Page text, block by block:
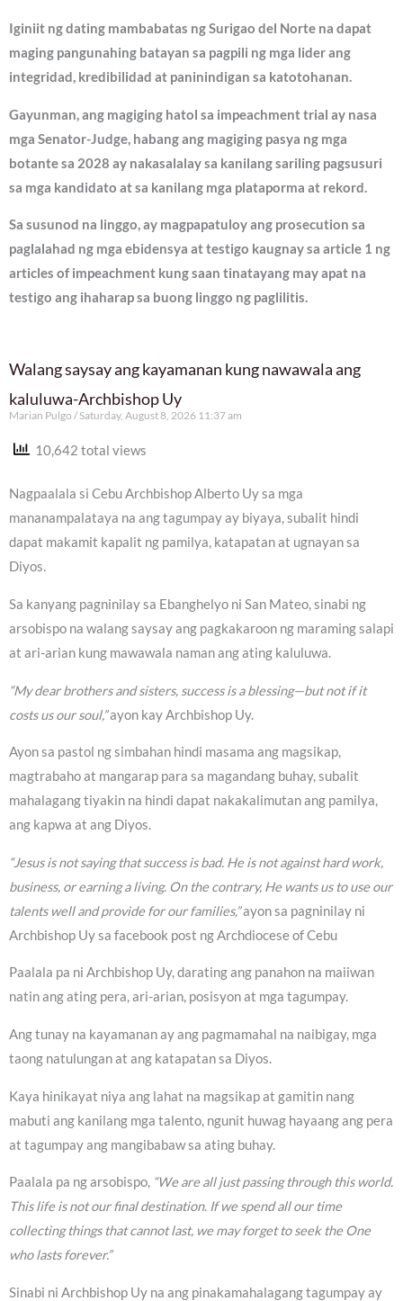
Iginiit ng dating mambabatas ng Surigao del Norte na dapat
maging pangunahing batayan sa pagpili ng mga lider ang
integridad, kredibilidad at paninindigan sa katotohanan.
Gayunman, ang magiging hatol sa impeachment trial ay nasa
mga Senator-Judge, habang ang magiging pasya ng mga
botante sa 2028 ay nakasalalay sa kanilang sariling pagsusuri
sa mga kandidato at sa kanilang mga plataporma at rekord.
Sa susunod na linggo, ay magpapatuloy ang prosecution sa
paglalahad ng mga ebidensya at testigo kaugnay sa article 1 ng
articles of impeachment kung saan tinatayang may apat na
testigo ang ihaharap sa buong linggo ng paglilitis.
Walang saysay ang kayamanan kung nawawala ang
kaluluwa-Archbishop Uy
Marian Pulgo Saturday, August 8, 2026 11:37 am
10,642 total views
Nagpaalala si Cebu Archbishop Alberto Uy sa mga
mananampalataya na ang tagumpay ay biyaya, subalit hindi
dapat makamit kapalit ng pamilya, katapatan at ugnayan sa
Diyos.
Sa kanyang pagninilay sa Ebanghelyo ni San Mateo, sinabi ng
arsobispo na walang saysay ang pagkakaroon ng maraming salapi
at ari-arian kung mawawala naman ang ating kaluluwa.
“My dear brothers and sisters, success is a blessing—but not if it
costs us our soul,”ayon kay Archbishop Uy.
Ayon sa pastol ng simbahan hindi masama ang magsikap,
magtrabaho at mangarap para sa magandang buhay, subalit
mahalagang tiyakin na hindi dapat nakakalimutan ang pamilya,
ang kapwa at ang Diyos.
“Jesus is not saying that success is bad. He is not against hard work,
business, or earning a living. On the contrary, He wants us to use our
talents well and provide for our families,”ayon sa pagninilay ni
Archbishop Uy sa facebook post ng Archdiocese of Cebu
Paalala pa ni Archbishop Uy, darating ang panahon na maiiwan
natin ang ating pera, ari-arian, posisyon at mga tagumpay.
Ang tunay na kayamanan ay ang pagmamahal na naibigay, mga
taong natulungan at ang katapatan sa Diyos.
Kaya hinikayat niya ang lahat na magsikap at gamitin nang
mabuti ang kanilang mga talento, ngunit huwag hayaang ang pera
at tagumpay ang mangibabaw sa ating buhay.
Paalala pa ng arsobispo, “We are all just passing through this world.
This life is not our final destination. If we spend all our time
collecting things that cannot last, we may forget to seek the One
who lasts forever.”
Sinabi ni Archbishop Uy na ang pinakamahalagang tagumpay ay